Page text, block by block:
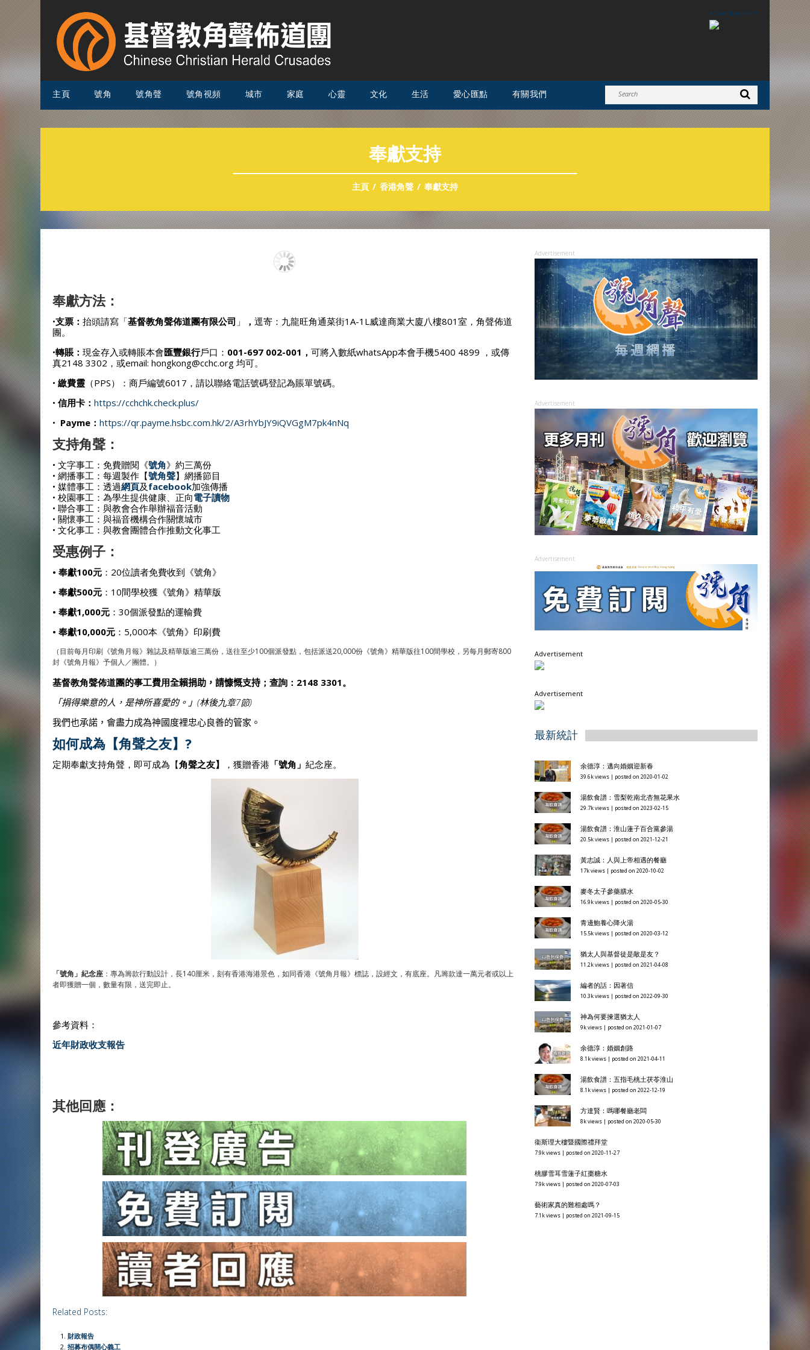
Advertisement
主頁 號角 號角聲 號角視頻 城市 家庭 心靈 文化 生活 愛心匯點 有關我們
奉獻支持
主頁 香港角聲 奉獻支持
奉獻方法：
•支票： 抬頭請寫「基督教角聲佈道團有限公司 」 ， 逕寄：九龍旺角通菜街1A-1L威達商業大廈八樓801室，角聲佈道
團。
•轉賬： 現金存入或轉賬本會匯豐銀行戶口： 001-697 002-001， 可將入數紙whatsApp本會手機5400 4899 ，或傳
真2148 3302，或email: hongkong@cchc.org 均可。
• 繳費靈 （PPS）：商戶編號6017，請以聯絡電話號碼登記為賬單號碼。
• 信用卡： https://cchchk.check.plus/
• Payme： https://qr.payme.hsbc.com.hk/2/A3rhYbJY9iQVGgM7pk4nNq
支持角聲：
• 文字事工：免費贈閱《號角》約三萬份
• 網播事工：每週製作【號角聲】網播節目
• 媒體事工：透過網頁及 facebook加強傳播
• 校園事工：為學生提供健康、正向電子讀物
• 聯合事工：與教會合作舉辦福音活動
• 關懷事工：與福音機構合作關懷城市
• 文化事工：與教會團體合作推動文化事工
受惠例子：
• 奉獻100元 ：20位讀者免費收到《號角》
• 奉獻500元 ：10間學校獲《號角》精華版
• 奉獻1,000元 ：30個派發點的運輸費
• 奉獻10,000元 ：5,000本《號角》印刷費
（目前每月印刷《號角月報》雜誌及精華版逾三萬份，送往至少100個派發點，包括派送20,000份《號角》精華版往100間學校，另每月郵寄800
封《號角月報》予個人／團體。）
基督教角聲佈道團的事工費用全賴捐助，請慷慨支持 ；查詢： 2148 3301。
「捐得樂意的人，是神所喜愛的。」 (林後九章7節)
我們也承諾，會盡力成為神國度裡忠心良善的管家。
如何成為【角聲之友】?
定期奉獻支持角聲，即可成為【角聲之友】 ，獲贈香港 「號角」 紀念座。
「號角」紀念座 ：專為籌款行動設計，長140厘米，刻有香港海港景色，如同香港《號角月報》標誌，設經文，有底座。 凡籌款達一萬元者或以上
者即獲贈一個，數量有限，送完即止。
參考資料：
近年財政收支報告
其他回應：
Related Posts:
財政報告
招募布偶開心義工
Advertisement
Advertisement
Advertisement
Advertisement
Advertisement
最新統計
余德淳：邁向婚姻迎新春
39.6k views posted on 2020-01-02
湯飲食譜：雪梨乾南北杏無花果水
29.7k views posted on 2023-02-15
湯飲食譜：淮山蓮子百合黨參湯
20.5k views posted on 2021-12-21
黃志誠：人與上帝相遇的餐廳
17k views posted on 2020-10-02
麥冬太子參藥膳水
16.9k views posted on 2020-05-30
青邊鮑養心降火湯
15.5k views posted on 2020-03-12
猶太人與基督徒是敵是友？
11.2k views posted on 2021-04-08
編者的話：因著信
10.3k views posted on 2022-09-30
神為何要揀選猶太人
9k views posted on 2021-01-07
余德淳：婚姻創路
8.1k views posted on 2021-04-11
湯飲食譜：五指毛桃土茯苓淮山
8.1k views posted on 2022-12-19
方達賢：嗎哪餐廳老闆
8k views posted on 2020-05-30
衞斯理大樓暨國際禮拜堂
7.9k views posted on 2020-11-27
桃膠雪耳雪蓮子紅棗糖水
7.9k views posted on 2020-07-03
藝術家真的難相處嗎？
7.1k views posted on 2021-09-15